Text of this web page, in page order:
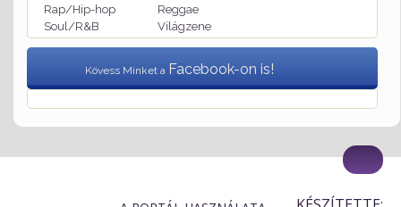
Rap/Hip-hop
Reggae
Soul/R&B
Világzene
Kövess Minket a Facebook-on is!